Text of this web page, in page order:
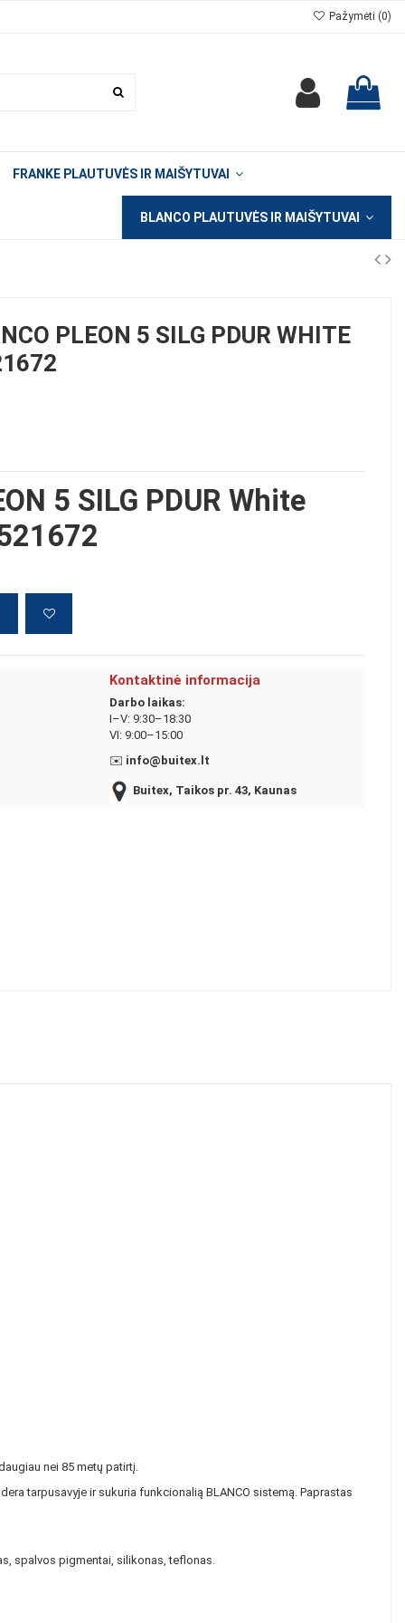
Pažymėti (0)
FRANKE PLAUTUVĖS IR MAIŠYTUVAI
BLANCO PLAUTUVĖS IR MAIŠYTUVAI
PLEON 5 SILG PDUR WHITE
5 SILG PDUR White
Kontaktinė informacija
Darbo laikas:
I–V: 9:30–18:30
VI: 9:00–15:00
✉️ info@buitex.lt
Buitex, Taikos pr. 43, Kaunas
nei 85 metų patirtį.
tarpusavyje ir sukuria funkcionalią BLANCO sistemą. Paprastas
spalvos pigmentai, silikonas, teflonas.